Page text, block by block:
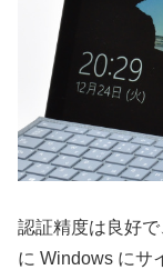
認証精度は良好
に Windows にサ